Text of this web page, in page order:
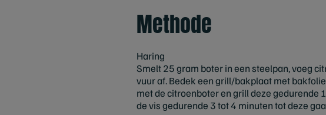
Methode
Haring
Smelt 25 gram boter in een steelpan, voeg
vuur af. Bedek een grill/bakplaat met
met de citroenboter en grill deze gedurende
de vis gedurende 3 tot 4 minuten tot deze